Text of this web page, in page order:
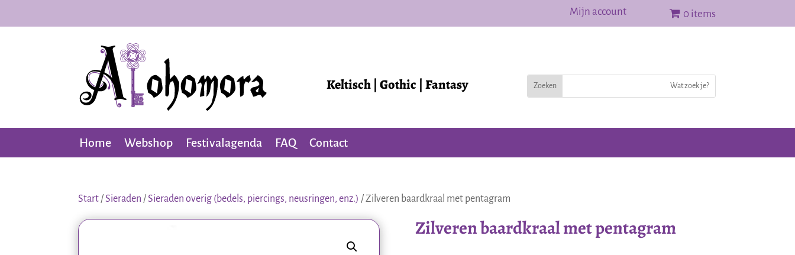
Mijn account 0 items
Keltisch | Gothic | Fantasy
Home Webshop Festivalagenda FAQ Contact
Start /Sieraden /Sieraden overig (bedels, piercings, neusringen, enz.) / Zilveren baardkraal met pentagram
Zilveren baardkraal met pentagram